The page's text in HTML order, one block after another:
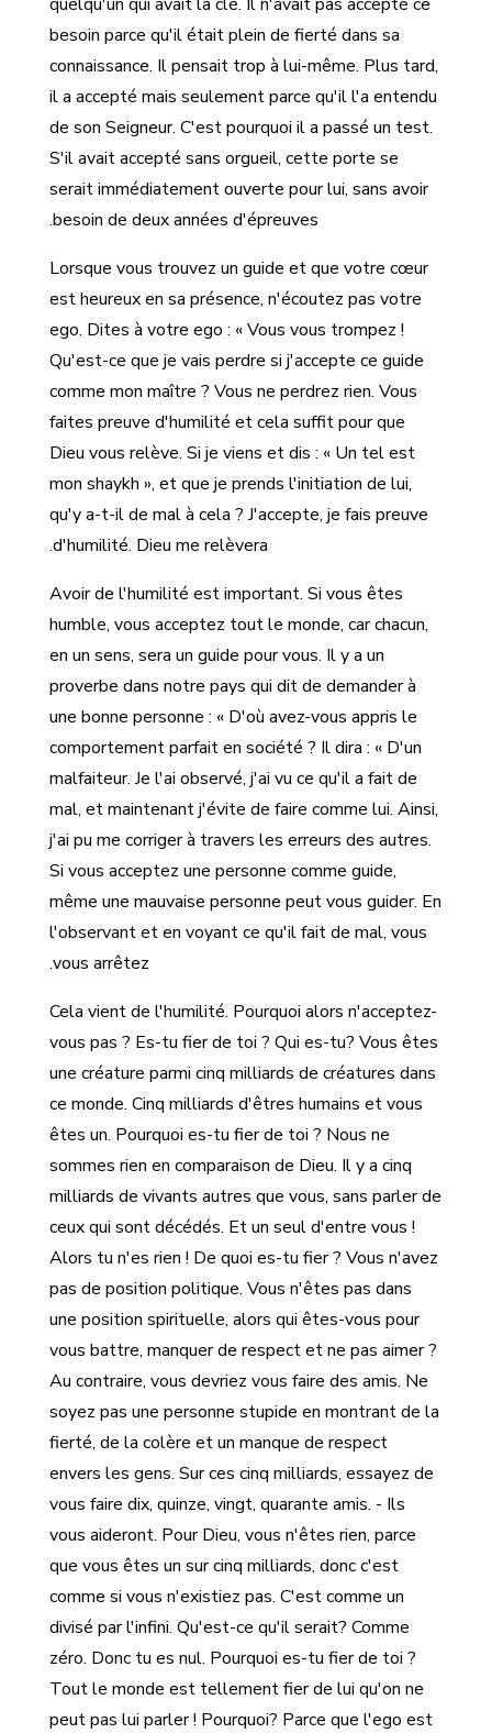
besoin parce qu'il était plein de fierté dans sa
connaissance. Il pensait trop à lui-même. Plus tard,
il a accepté mais seulement parce qu'il l'a entendu
de son Seigneur. C'est pourquoi il a passé un test.
S'il avait accepté sans orgueil, cette porte se
serait immédiatement ouverte pour lui, sans avoir
besoin de deux années d'épreuves.
Lorsque vous trouvez un guide et que votre cœur
est heureux en sa présence, n'écoutez pas votre
ego. Dites à votre ego : « Vous vous trompez !
Qu'est-ce que je vais perdre si j'accepte ce guide
comme mon maître ? Vous ne perdrez rien. Vous
faites preuve d'humilité et cela suffit pour que
Dieu vous relève. Si je viens et dis : « Un tel est
mon shaykh », et que je prends l'initiation de lui,
qu'y a-t-il de mal à cela ? J'accepte, je fais preuve
d'humilité. Dieu me relèvera.
Avoir de l'humilité est important. Si vous êtes
humble, vous acceptez tout le monde, car chacun,
en un sens, sera un guide pour vous. Il y a un
proverbe dans notre pays qui dit de demander à
une bonne personne : « D'où avez-vous appris le
comportement parfait en société ? Il dira : « D'un
malfaiteur. Je l'ai observé, j'ai vu ce qu'il a fait de
mal, et maintenant j'évite de faire comme lui. Ainsi,
j'ai pu me corriger à travers les erreurs des autres.
Si vous acceptez une personne comme guide,
même une mauvaise personne peut vous guider. En
l'observant et en voyant ce qu'il fait de mal, vous
vous arrêtez.
Cela vient de l'humilité. Pourquoi alors n'acceptez-
vous pas ? Es-tu fier de toi ? Qui es-tu? Vous êtes
une créature parmi cinq milliards de créatures dans
ce monde. Cinq milliards d'êtres humains et vous
êtes un. Pourquoi es-tu fier de toi ? Nous ne
sommes rien en comparaison de Dieu. Il y a cinq
milliards de vivants autres que vous, sans parler de
ceux qui sont décédés. Et un seul d'entre vous !
Alors tu n'es rien ! De quoi es-tu fier ? Vous n'avez
pas de position politique. Vous n'êtes pas dans
une position spirituelle, alors qui êtes-vous pour
vous battre, manquer de respect et ne pas aimer ?
Au contraire, vous devriez vous faire des amis. Ne
soyez pas une personne stupide en montrant de la
fierté, de la colère et un manque de respect
envers les gens. Sur ces cinq milliards, essayez de
vous faire dix, quinze, vingt, quarante amis. - Ils
vous aideront. Pour Dieu, vous n'êtes rien, parce
que vous êtes un sur cinq milliards, donc c'est
comme si vous n'existiez pas. C'est comme un
divisé par l'infini. Qu'est-ce qu'il serait? Comme
zéro. Donc tu es nul. Pourquoi es-tu fier de toi ?
Tout le monde est tellement fier de lui qu'on ne
peut pas lui parler ! Pourquoi? Parce que l'ego est